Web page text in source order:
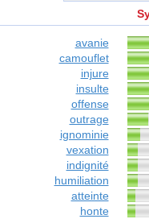
avanie
camouflet
injure
insulte
offense
outrage
ignominie
vexation
indignité
humiliation
atteinte
honte